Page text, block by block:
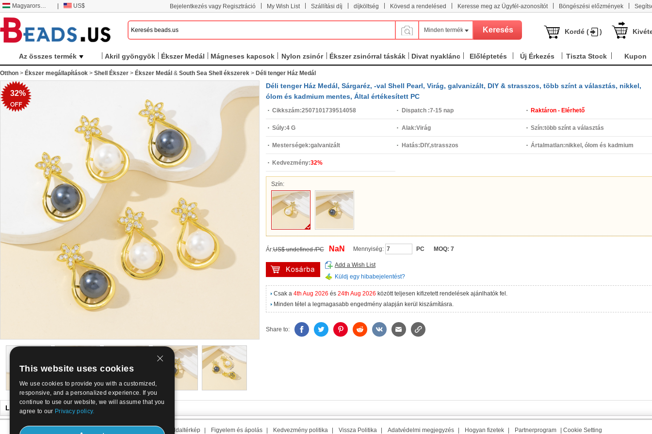
Magyarország US$ Bejelentkezés vagy Regisztráció My Wish List Szállítási díj díjköltség Kövesd a rendelésed Keresse meg az Ügyfél-azonosítót Böngészési előzmények
Minden termék Kordé ( )
Az összes termék Akril gyöngyök Ékszer Medál Mágneses kapcsok Nylon zsinór Ékszer zsinórral táskák Divat nyaklánc Előléptetés Új Érkezés Tiszta Stock Kupon
Otthon > Ékszer megállapítások > Shell Ékszer > Ékszer Medál & South Sea Shell ékszerek > Déli tenger Ház Medál
32%
Déli tenger Ház Medál, Sárgaréz, -val Shell Pearl, Virág, galvanizált, DIY & strasszos, több színt a választás, nikkel,
ólom és kadmium mentes, Által értékesített PC
Cikkszám:2507101739514058 Dispatch :7-15 nap Raktáron - Elérhető
Súly:4 G Alak:Virág Szín:több színt a választás
Mesterségek:galvanizált Hatás: DIY,strasszos Ártalmatlan:nikkel, ólom és kadmium
Kedvezmény:32%
Szín:
Ár:US$ undefined /PC NaN Mennyiség: PC MOQ: 7
Add a Wish List
Küldj egy hibabejelentést?
Csak a 4th Aug 2026 és 24th Aug 2026 között teljesen kifizetett rendelések ajánlhatók fel.
Minden tétel a legmagasabb engedmény alapján kerül kiszámításra.
Share to:
Lehet is, mint
| Oldaltérkép Figyelem és ápolás Kedvezmény politika Vissza Politika Adatvédelmi megjegyzés Hogyan fizetek Partnerprogram Cookie Setting
This website uses cookies
We use cookies to provide you with a customized,
responsive, and a personalized experience. If you
continue to use our website, we will assume that you
agree to our Privacy policy.